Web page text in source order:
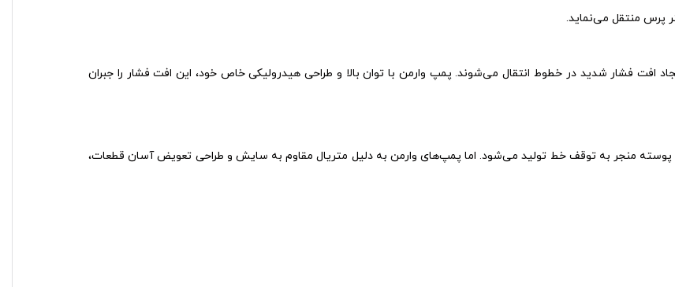
پرس منتقل می‌نماید.
افت فشار شدید در خطوط انتقال می‌شوند. پمپ وارمن با توان بالا و طراحی هیدرولیکی خاص خود، این افت فشار را جبران
منجر به توقف خط تولید می‌شود. اما پمپ‌های وارمن به دلیل متریال مقاوم به سایش و طراحی تعویض آسان قطعات،